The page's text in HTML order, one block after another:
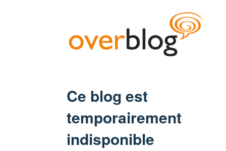
Ce blog est
temporairement
indisponible